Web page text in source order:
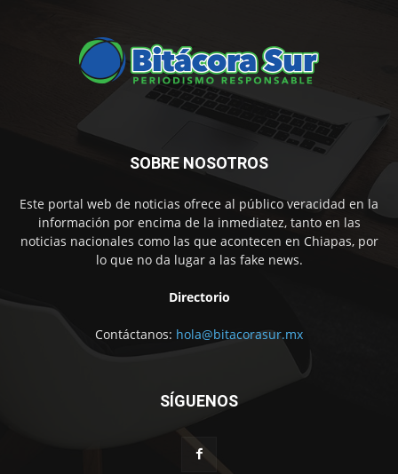
SOBRE NOSOTROS
Este portal web de noticias ofrece al público veracidad en la
información por encima de la inmediatez, tanto en las
noticias nacionales como las que acontecen en Chiapas, por
lo que no da lugar a las fake news.
Directorio
Contáctanos: hola@bitacorasur.mx
SÍGUENOS